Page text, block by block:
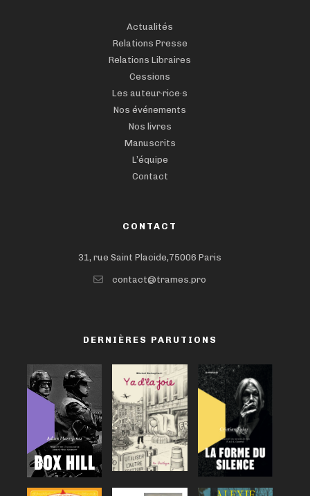
Actualités
Relations Presse
Relations Libraires
Cessions
Les auteur·rice·s
Nos événements
Nos livres
Manuscrits
L’équipe
Contact
CONTACT
31, rue Saint Placide,75006 Paris
contact@trames.pro
DERNIÈRES PARUTIONS